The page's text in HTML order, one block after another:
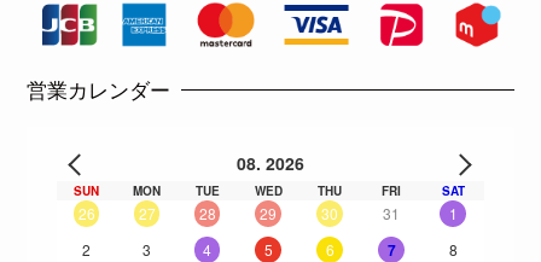
営業カレンダー
08. 2026
SUN MON TUE WED THU FRI SAT
26 27 28 29 30 31
1
2
3 4 5 6 7
8